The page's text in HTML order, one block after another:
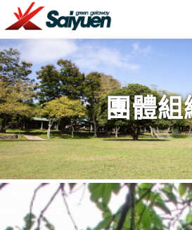
團體組